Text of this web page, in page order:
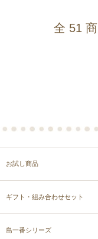
全 51
お試し商品
ギフト・組み合わせセット
島一番シリーズ